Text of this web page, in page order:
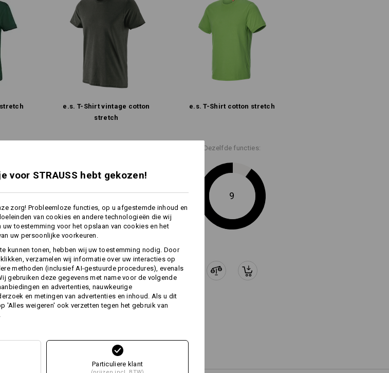
Personalisatie:
Zelf vormgeven Logoservice
e.s. T-Shirt vintage cotton
stretch
e.s. T-Shirt cotton stretch
9
Dezelfde functies:
9
voor STRAUSS hebt gekozen!
zorg! Probleemloze functies, op u afgestemde inhoud en
van cookies en andere technologieën die wij
uw toestemming voor het opslaan van cookies en het
uw persoonlijke voorkeuren.
kunnen tonen, hebben wij uw toestemming nodig. Door
verzamelen wij informatie over uw interacties op
methoden (inclusief AI-gestuurde procedures), evenals
gebruiken deze gegevens met name voor de volgende
en advertenties, nauwkeurige
en metingen van advertenties en inhoud. Als u dit
'Alles weigeren' ook verzetten tegen het gebruik van
Particuliere klant